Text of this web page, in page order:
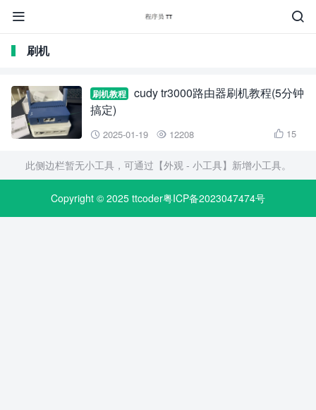


刷机
刷机教程
cudy tr3000路由器刷机教程(5分钟
搞定)
 2025-01-19  12208  15
此侧边栏暂无小工具，可通过【外观 - 小工具】新增小工具。
Copyright © 2025 ttcoder粤ICP备2023047474号